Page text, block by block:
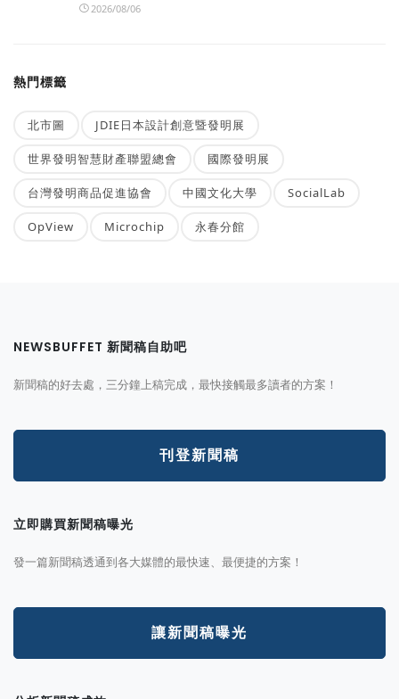
2026/08/06
熱門標籤
北市圖 JDIE日本設計創意暨發明展
世界發明智慧財產聯盟總會 國際發明展
台灣發明商品促進協會 中國文化大學 SocialLab
OpView Microchip 永春分館
NEWSBUFFET 新聞稿自助吧
新聞稿的好去處，三分鐘上稿完成，最快接觸最多讀者的方案！
刊登新聞稿
立即購買新聞稿曝光
發一篇新聞稿透通到各大媒體的最快速、最便捷的方案！
讓新聞稿曝光